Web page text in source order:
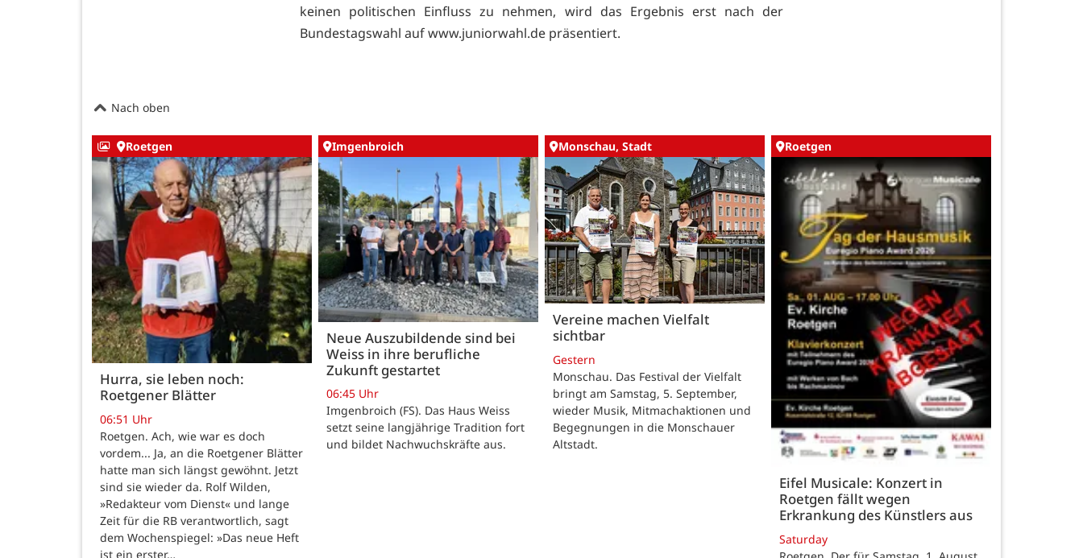
keinen politischen Einfluss zu nehmen, wird das Ergebnis erst nach der
Bundestagswahl auf www.juniorwahl.de präsentiert.
Nach oben
Roetgen
Hurra, sie leben noch:
Roetgener Blätter
06:51 Uhr
Roetgen. Ach, wie war es doch
vordem... Ja, an die Roetgener Blätter
hatte man sich längst gewöhnt. Jetzt
sind sie wieder da. Rolf Wilden,
»Redakteur vom Dienst« und lange
Zeit für die RB verantwortlich, sagt
dem Wochenspiegel: »Das neue Heft
ist ein erster…
Imgenbroich
Neue Auszubildende sind bei
Weiss in ihre berufliche
Zukunft gestartet
06:45 Uhr
Imgenbroich (FS). Das Haus Weiss
setzt seine langjährige Tradition fort
und bildet Nachwuchskräfte aus.
Monschau, Stadt
Vereine machen Vielfalt
sichtbar
Gestern
Monschau. Das Festival der Vielfalt
bringt am Samstag, 5. September,
wieder Musik, Mitmachaktionen und
Begegnungen in die Monschauer
Altstadt.
Roetgen
Eifel Musicale: Konzert in
Roetgen fällt wegen
Erkrankung des Künstlers aus
Saturday